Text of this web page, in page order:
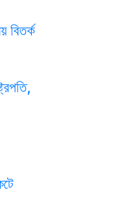
বিতর্ক